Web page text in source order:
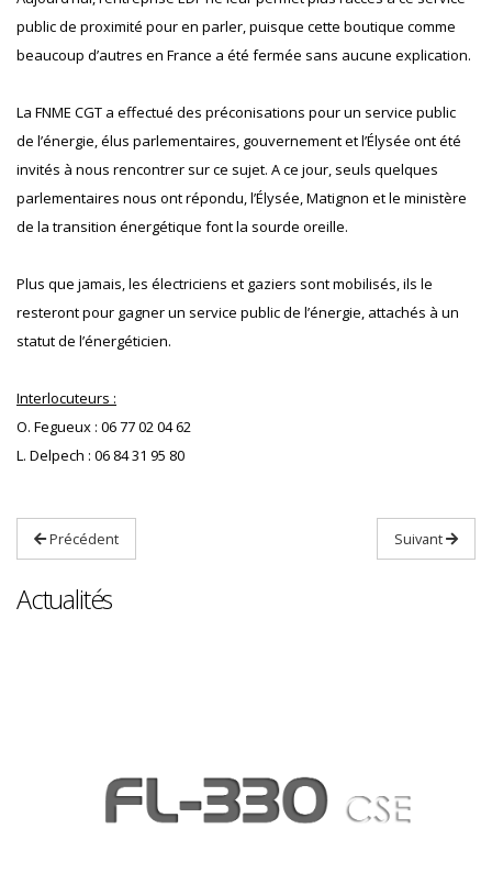
public de proximité pour en parler, puisque cette boutique comme
beaucoup d’autres en France a été fermée sans aucune explication.
La FNME CGT a effectué des préconisations pour un service public
de l’énergie, élus parlementaires, gouvernement et l’Élysée ont été
invités à nous rencontrer sur ce sujet. A ce jour, seuls quelques
parlementaires nous ont répondu, l’Élysée, Matignon et le ministère
de la transition énergétique font la sourde oreille.
Plus que jamais, les électriciens et gaziers sont mobilisés, ils le
resteront pour gagner un service public de l’énergie, attachés à un
statut de l’énergéticien.
Interlocuteurs :
O. Fegueux : 06 77 02 04 62
L. Delpech : 06 84 31 95 80
Précédent Suivant
Actualités